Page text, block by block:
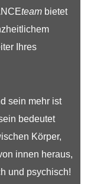
team bietet
Ihres
sein mehr ist
bedeutet
Körper,
innen heraus,
und psychisch!